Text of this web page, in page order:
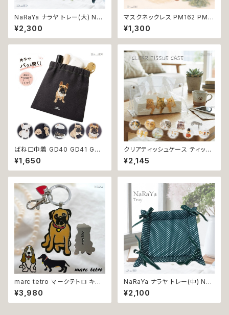
NaRaYa ナラヤ トレー(大) NA
77 小物の整理に 小物入れ 小
物トレー ドット グリーン タイ雑
貨 プレゼント 贈り物 返品交換
¥2,300
マスクネックレス PM162 PM1
63 マスクストラップ メガネスト
ラップ めがねチェーン マスクア
クセ 返品交換不可
¥1,300
ばね口巾着 GD40 GD41 GD4
2 GD43 GD44 わんこポーチ
ポーチ デニム コットン チワワ柄
トイプードル柄 フレンチブルドッ
贈り物
¥1,650
クリアティッシュケース ティッシ
ュケース 犬モチーフ ネコモチー
フ 犬デザイン 猫デザイン 透明
ビニール製 シンプル 雑貨 大人
¥2,145
marc tetro マークテトロ キー
ホルダー キーチャーム バッグチ
ャーム パグ ミニチュアダックス
バセハウンド 犬 ハート M1 M3
¥3,980
NaRaYa ナラヤ トレー(中) NA
76 小物の整理に 小物入れ 小
物トレー ドット グリーン タイ雑
貨 プレゼント 贈り物 返品交換
¥2,100